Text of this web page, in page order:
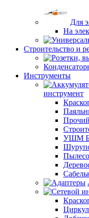
Для
На
Строительство и
Инструменты
инструмент
УШМ